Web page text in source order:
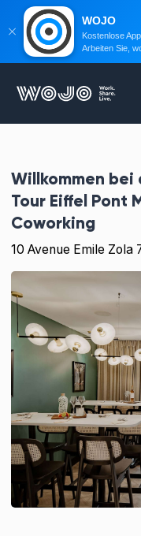
WOJO
Willkommen bei
Tour Eiffel Pont
Coworking
10 Avenue Emile Zola
WOJO
Kostenlose App
Arbeiten Sie,